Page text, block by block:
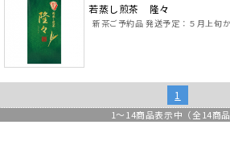
若蒸し煎茶 隆々
新茶ご予約品 発送予定：５月上旬
1
1～ 14商品表示中（全 14商品